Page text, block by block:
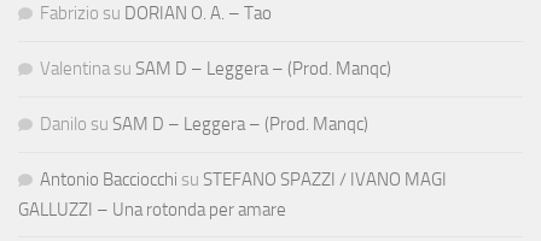
Fabrizio su DORIAN O. A. – Tao
Valentina su SAM D – Leggera – (Prod. Manqc)
Danilo su SAM D – Leggera – (Prod. Manqc)
Antonio Bacciocchi su STEFANO SPAZZI / IVANO MAGI
GALLUZZI – Una rotonda per amare